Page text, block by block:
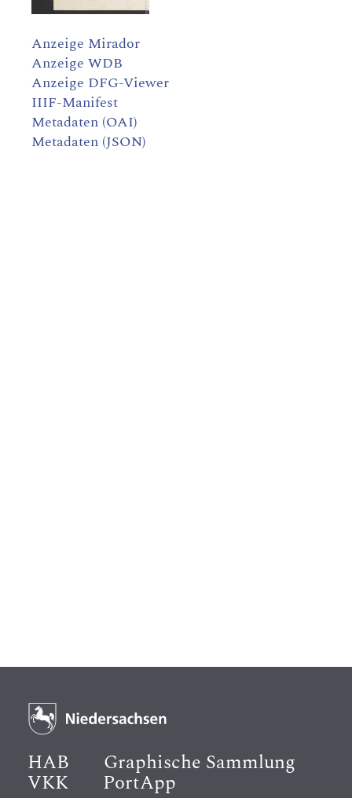
Anzeige Mirador
Anzeige WDB
Anzeige DFG-Viewer
IIIF-Manifest
Metadaten (OAI)
Metadaten (JSON)
HAB Graphische Sammlung
VKK PortApp